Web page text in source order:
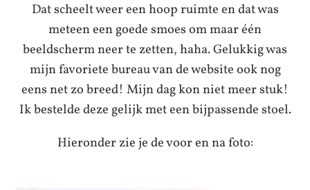
Dat scheelt weer een hoop ruimte en dat was
meteen een goede smoes om maar één
beeldscherm neer te zetten, haha. Gelukkig was
mijn favoriete bureau van de website ook nog
eens net zo breed! Mijn dag kon niet meer stuk!
Ik bestelde deze gelijk met een bijpassende stoel.
Hieronder zie je de voor en na foto: